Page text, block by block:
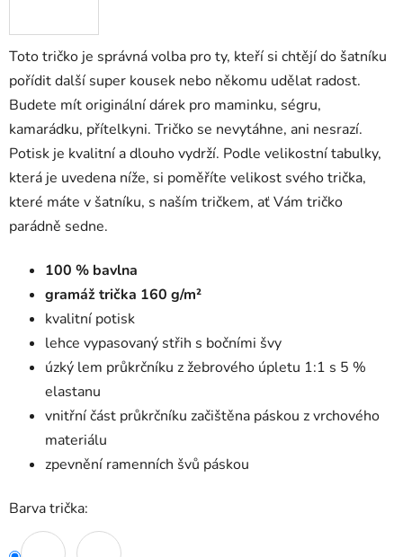
Toto tričko je správná volba pro ty, kteří si chtějí do šatníku
pořídit další super kousek nebo někomu udělat radost.
Budete mít originální dárek pro maminku, ségru,
kamarádku, přítelkyni. Tričko se nevytáhne, ani nesrazí.
Potisk je kvalitní a dlouho vydrží. Podle velikostní tabulky,
která je uvedena níže, si poměříte velikost svého trička,
které máte v šatníku, s naším tričkem, ať Vám tričko
parádně sedne.
100 % bavlna
gramáž trička 160 g/m²
kvalitní potisk
lehce vypasovaný střih s bočními švy
úzký lem průkrčníku z žebrového úpletu 1:1 s 5 %
elastanu
vnitřní část průkrčníku začištěna páskou z vrchového
materiálu
zpevnění ramenních švů páskou
Barva trička: